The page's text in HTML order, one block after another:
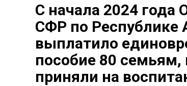
С начала 2024 года
СФР по Республике
выплатило
пособие 80 семьям,
приняли на